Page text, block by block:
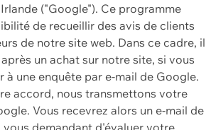
("Google"). Ce programme
de recueillir des avis de clients
de notre site web. Dans ce cadre, il
un achat sur notre site, si vous
une enquête par e-mail de Google.
accord, nous transmettons votre
Vous recevrez alors un e-mail de